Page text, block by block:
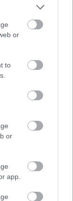
or
to
or
app.
2024